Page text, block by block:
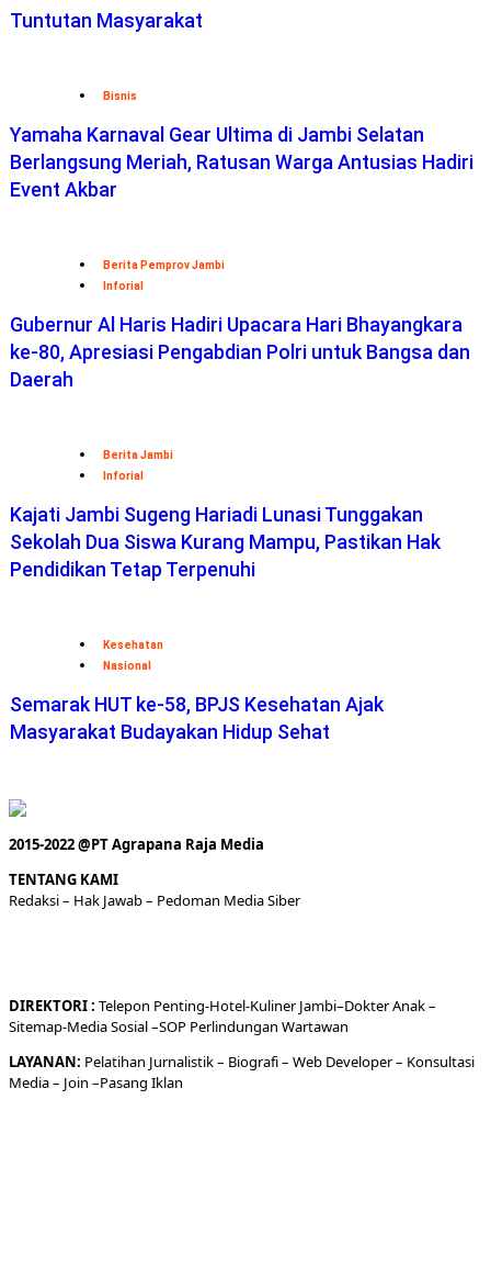
Tuntutan Masyarakat
Bisnis
Yamaha Karnaval Gear Ultima di Jambi Selatan
Berlangsung Meriah, Ratusan Warga Antusias Hadiri
Event Akbar
Berita Pemprov Jambi
Inforial
Gubernur Al Haris Hadiri Upacara Hari Bhayangkara
ke-80, Apresiasi Pengabdian Polri untuk Bangsa dan
Daerah
Berita Jambi
Inforial
Kajati Jambi Sugeng Hariadi Lunasi Tunggakan
Sekolah Dua Siswa Kurang Mampu, Pastikan Hak
Pendidikan Tetap Terpenuhi
Kesehatan
Nasional
Semarak HUT ke-58, BPJS Kesehatan Ajak
Masyarakat Budayakan Hidup Sehat
2015-2022 @PT Agrapana Raja Media
TENTANG KAMI
Redaksi– Hak Jawab – Pedoman Media Siber
DIREKTORI: Telepon Penting-Hotel-KulinerJambi–DokterAnak –
Sitemap-Media Sosial –SOP Perlindungan Wartawan
LAYANAN: Pelatihan Jurnalistik – Biografi– Web Developer– Konsultasi
Media– Join –Pasang Iklan